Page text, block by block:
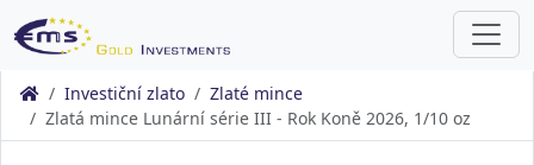
Investiční zlato
Zlaté mince
Zlatá mince Lunární série III - Rok Koně 2026, 1/10 oz